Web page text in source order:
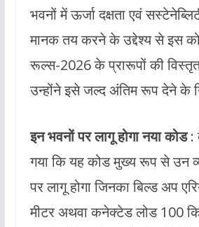
भवनों में ऊर्जा दक्षता एवं
मानक तय करने के उद्देश्य से इस
रूल्स-2026 के प्रारूपों की विस्तृत
उन्होंने इसे जल्द अंतिम रूप देने के
इन भवनों पर लागू होगा नया कोड:
गया कि यह कोड मुख्य रूप से उन
पर लागू होगा जिनका बिल्ड अप
मीटर अथवा कनेक्टेड लोड 100